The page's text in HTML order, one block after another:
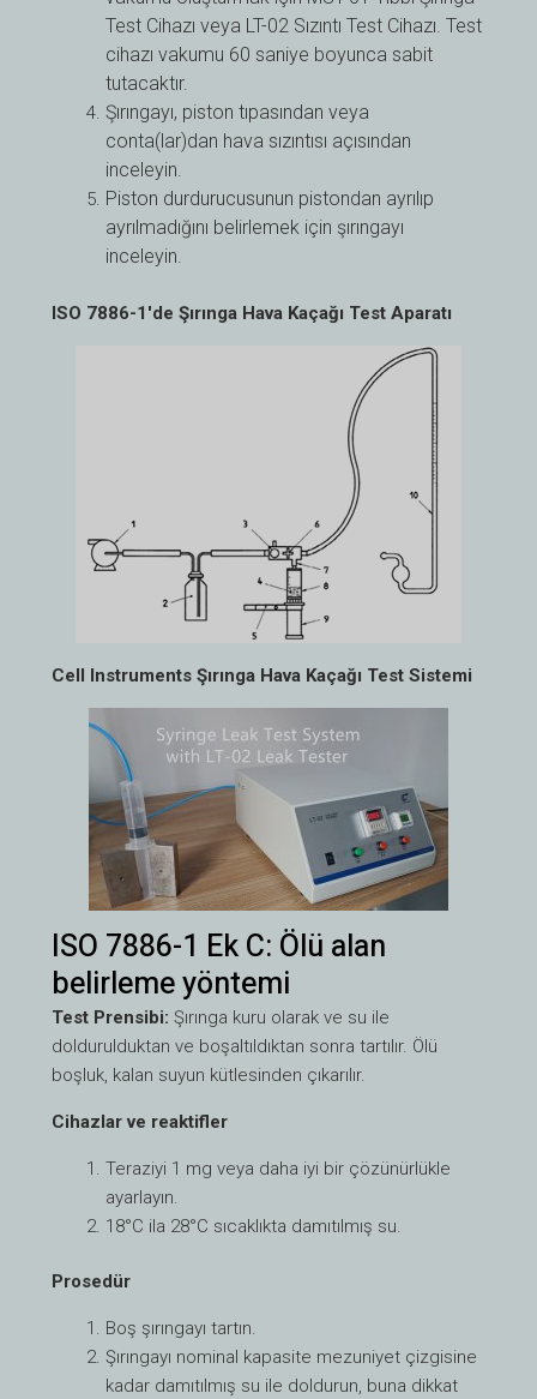
Test Cihazı veya LT-02 Sızıntı Test Cihazı. Test
cihazı vakumu 60 saniye boyunca sabit
tutacaktır.
Şırıngayı, piston tıpasından veya
conta(lar)dan hava sızıntısı açısından
inceleyin.
Piston durdurucusunun pistondan ayrılıp
ayrılmadığını belirlemek için şırıngayı
inceleyin.
ISO 7886-1'de Şırınga Hava Kaçağı Test Aparatı
Cell Instruments Şırınga Hava Kaçağı Test Sistemi
ISO 7886-1 Ek C: Ölü alan
belirleme yöntemi
Test Prensibi:Şırınga kuru olarak ve su ile
doldurulduktan ve boşaltıldıktan sonra tartılır. Ölü
boşluk, kalan suyun kütlesinden çıkarılır.
Cihazlar ve reaktifler
Teraziyi 1 mg veya daha iyi bir çözünürlükle
ayarlayın.
18°C ila 28°C sıcaklıkta damıtılmış su.
Prosedür
Boş şırıngayı tartın.
Şırıngayı nominal kapasite mezuniyet çizgisine
kadar damıtılmış su ile doldurun, buna dikkat